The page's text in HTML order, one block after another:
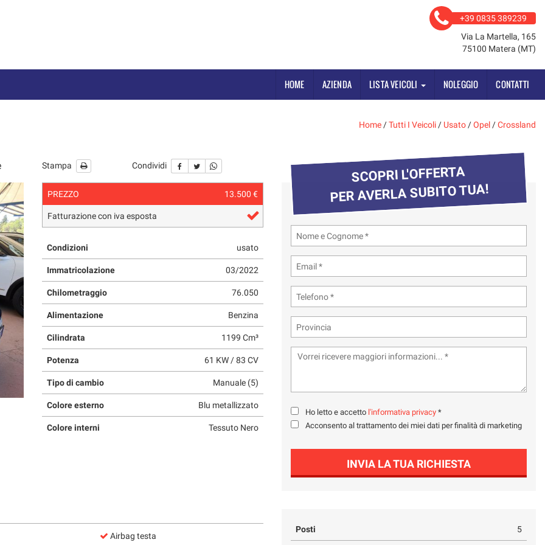
+39 0835 389239
Via La Martella, 165
75100 Matera (MT)
HOME AZIENDA LISTA VEICOLI NOLEGGIO CONTATTI
Home /Tutti I Veicoli / Usato /Opel /Crossland
Stampa Condividi
PREZZO 13.500 €
Fatturazione con iva esposta
Condizioni usato
Immatricolazione 03/2022
Chilometraggio 76.050
Alimentazione Benzina
Cilindrata 1199 Cm³
Potenza 61 KW / 83 CV
Tipo di cambio Manuale (5)
Colore esterno Blu metallizzato
Colore interni Tessuto Nero
SCOPRI L'OFFERTA
PER AVERLA SUBITO TUA!
Ho letto e accetto l'informativa privacy *
Acconsento al trattamento dei miei dati per finalità di marketing
INVIA LA TUA RICHIESTA
Airbag testa
Posti 5